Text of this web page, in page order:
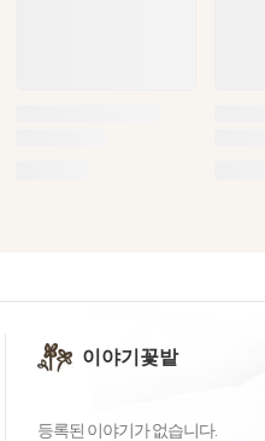
이야기꽃밭
등록된 이야기가 없습니다.